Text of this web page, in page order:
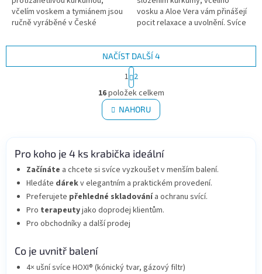
včelím voskem a tymiánem jsou
ručně vyráběné v České
Jsou v kónickém tvaru pro
vosku a Aloe Vera vám přinášejí
pocit relaxace a uvolnění. Svíce
kvalitnější...
O
v
l
á
c
í
p
r
v
k
i
NAČÍST DALŠÍ 4
S
t
r
á
n
k
v
á
n
í
1 2
16položek celkem
NAHORU
Pro koho je 4 ks krabička ideální
Začínáte a chcete si svíce vyzkoušet v menším balení.
Hledáte dárekv elegantním a praktickém provedení.
Preferujete přehledné skladovánía ochranu svící.
Pro terapeutyjako doprodej klientům.
Pro obchodníky a další prodej
Co je uvnitř balení
4× ušní svíce HOXI® (kónický tvar, gázový filtr)